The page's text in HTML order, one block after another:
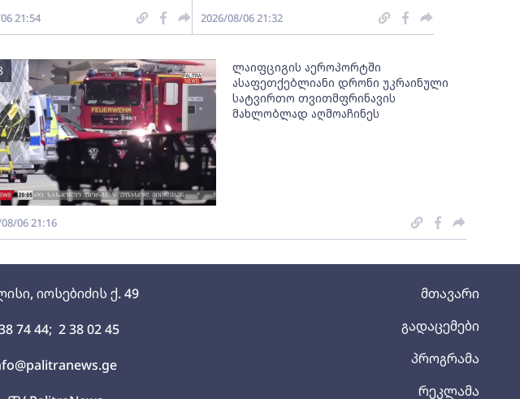
იოსებიძის ქ. 49
74 44; 2 38 02 45
მთავარი
გადაცემები
პროგრამა
რეკლამა
21:54 2026/08/06 21:32
ლაიფციგის აეროპორტში
ასაფეთქებლიანი დრონი უკრაინული
სატვირთო თვითმფრინავის
მახლობლად აღმოაჩინეს
06 21:16